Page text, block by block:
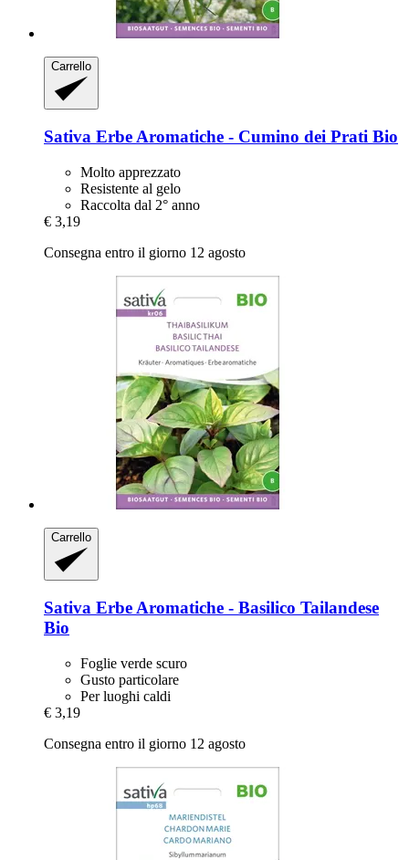
Carrello
Sativa Erbe Aromatiche -​ Cumino dei Prati Bio
Molto apprezzato
Resistente al gelo
Raccolta dal 2° anno
€ 3,19
Consegna entro il giorno 12 agosto
Carrello
Sativa Erbe Aromatiche -​ Basilico Tailandese
Bio
Foglie verde scuro
Gusto particolare
Per luoghi caldi
€ 3,19
Consegna entro il giorno 12 agosto